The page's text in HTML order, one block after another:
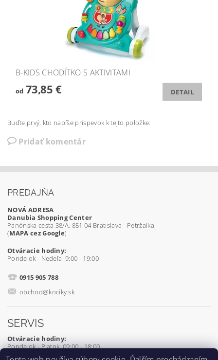
B-KIDS CHODÍTKO S AKTIVITAMI
od73,85 € DETAIL
Buďte prvý, kto napíše príspevok k tejto položke.
Pridať komentár
PREDAJŇA
NOVÁ ADRESA
Danubia Shopping Center
Panónska cesta 38/A, 851 04 Bratislava - Petržalka
(MAPA cez Google)
Otváracie hodiny:
Pondelok - Nedeľa 9:00 - 19:00
0915 905 788
obchod@kociky.sk
SERVIS
Otváracie hodiny:
Pondelok - Piatok 09:00 - 18:00